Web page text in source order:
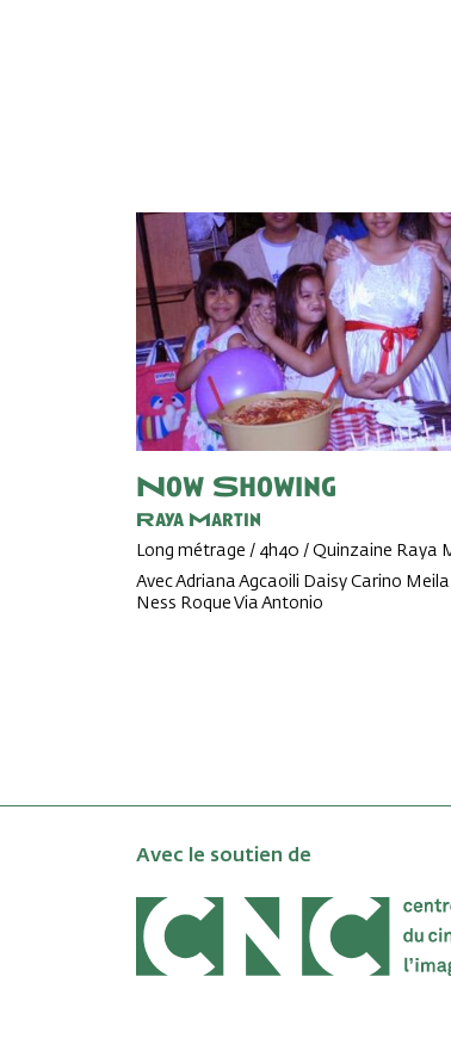
Now Showing
Raya Martin
Long métrage / 4h40 / Quinzaine Raya
Avec Adriana Agcaoili Daisy Carino
Ness Roque Via Antonio
Avec le soutien de